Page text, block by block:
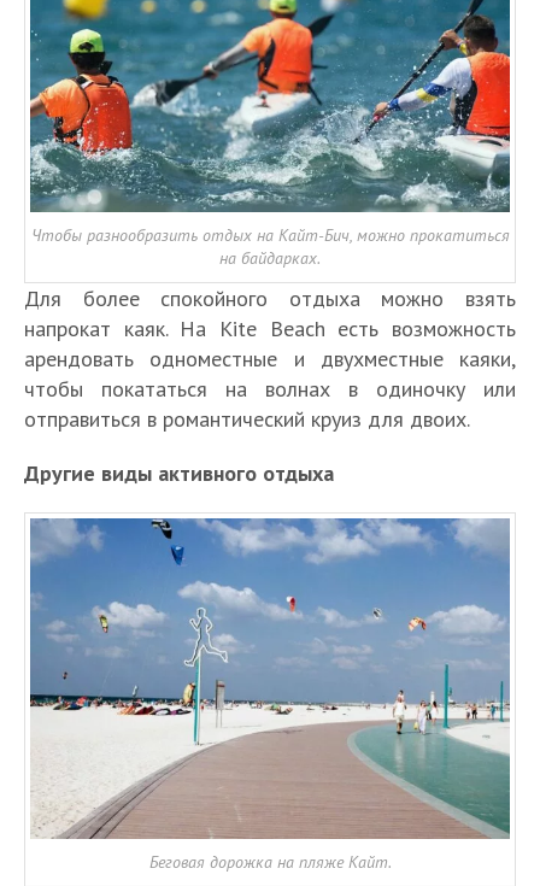
Чтобы разнообразить отдых на Кайт-Бич, можно прокатиться
на байдарках.
Для более спокойного отдыха можно взять
напрокат каяк. На Kite Beach есть возможность
арендовать одноместные и двухместные каяки,
чтобы покататься на волнах в одиночку или
отправиться в романтический круиз для двоих.
Другие виды активного отдыха
Беговая дорожка на пляже Кайт.